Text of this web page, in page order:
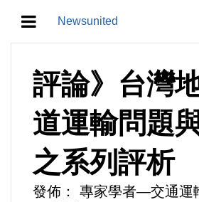
Newsunited
教育/五育/五創
人生/生存/生活
產業/經濟
評論》台灣
道運輸問題
之系列評析
發佈： 專家學者—交通運